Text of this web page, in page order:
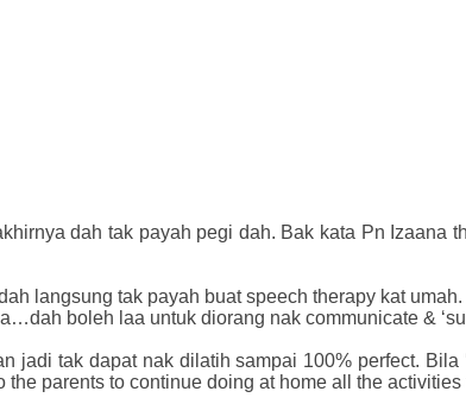
dah tak payah pegi dah. Bak kata Pn Izaana
langsung tak payah buat speech therapy kat
boleh laa untuk diorang nak communicate &
tak dapat nak dilatih sampai 100% perfect.
parents to continue doing at home all the